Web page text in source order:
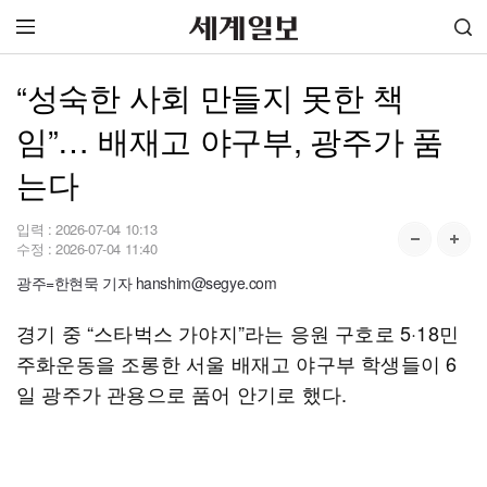
“성숙한 사회 만들지 못한 책
임”… 배재고 야구부, 광주가 품
는다
입력 : 2026-07-04 10:13
수정 : 2026-07-04 11:40
광주=한현묵 기자 hanshim@segye.com
경기 중 “스타벅스 가야지”라는 응원 구호로 5·18민
주화운동을 조롱한 서울 배재고 야구부 학생들이 6
일 광주가 관용으로 품어 안기로 했다.